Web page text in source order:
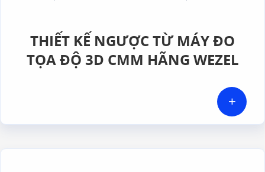
THIẾT KẾ NGƯỢC TỪ MÁY ĐO
TỌA ĐỘ 3D CMM HÃNG WEZEL
+